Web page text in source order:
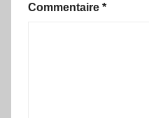
Commentaire *